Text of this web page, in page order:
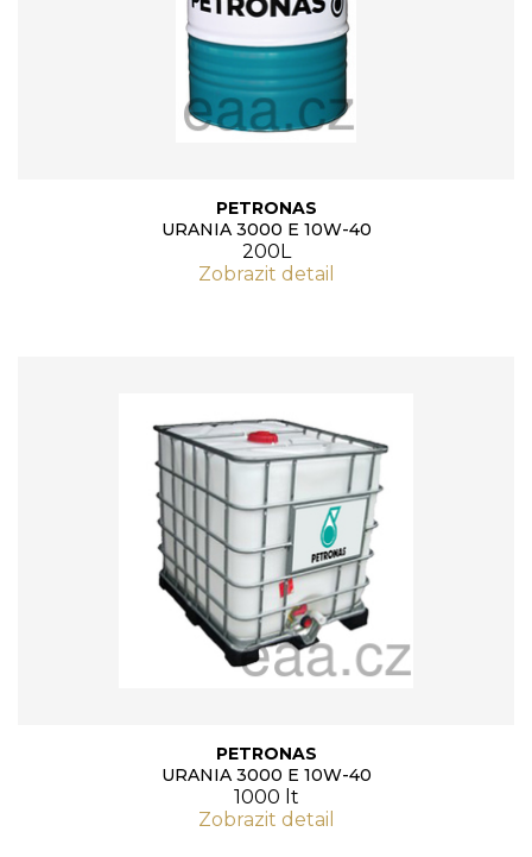
PETRONAS
URANIA 3000 E 10W-40
200L
Zobrazit detail
PETRONAS
URANIA 3000 E 10W-40
1000 lt
Zobrazit detail